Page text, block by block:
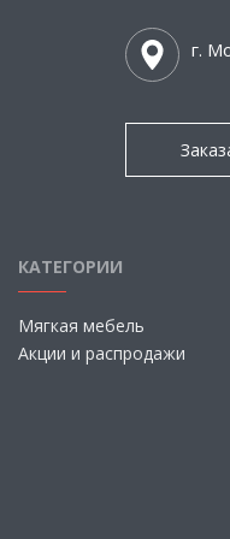
г.
КАТЕГОРИИ
Мягкая мебель
Акции и распродажи